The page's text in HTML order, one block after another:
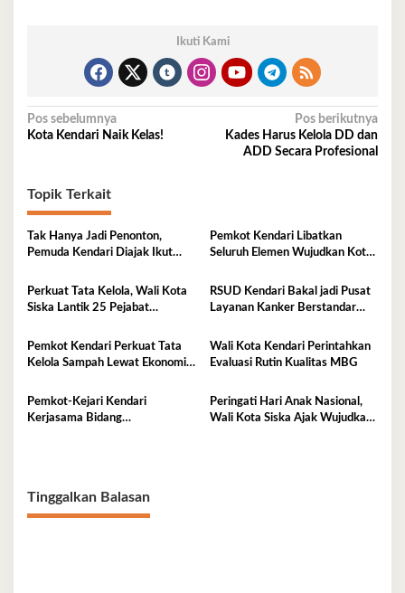
Ikuti Kami
Navigasi
Pos sebelumnya
Kota Kendari Naik Kelas!
Pos berikutnya
Kades Harus Kelola DD dan
ADD Secara Profesional
Topik Terkait
Tak Hanya Jadi Penonton,
Pemuda Kendari Diajak Ikut
Pemkot Kendari Libatkan
Seluruh Elemen Wujudkan Kota
Perkuat Tata Kelola, Wali Kota
Siska Lantik 25 Pejabat
RSUD Kendari Bakal jadi Pusat
Layanan Kanker Berstandar
Pemkot Kendari Perkuat Tata
Kelola Sampah Lewat Ekonomi
Wali Kota Kendari Perintahkan
Evaluasi Rutin Kualitas MBG
Pemkot-Kejari Kendari
Kerjasama Bidang
Peringati Hari Anak Nasional,
Wali Kota Siska Ajak Wujudkan
Tinggalkan Balasan